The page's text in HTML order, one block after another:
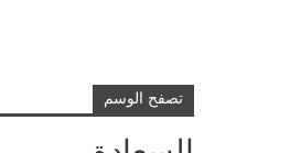
تصفح الوسم